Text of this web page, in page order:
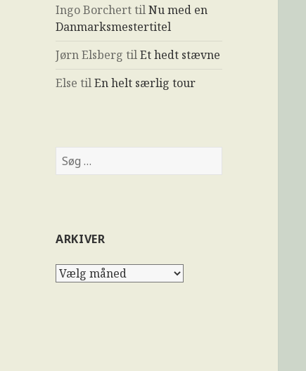
Ingo BorcherttilNu med en
Danmarksmestertitel
Jørn Elsberg tilEt hedt stævne
Else tilEn helt særlig tour
ARKIVER